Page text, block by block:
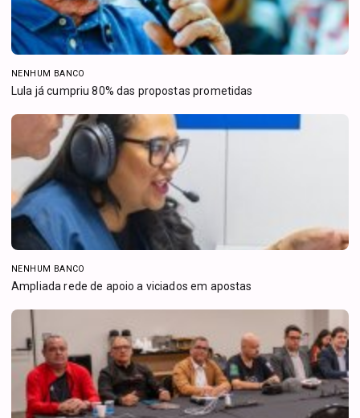
NENHUM BANCO
Lula já cumpriu 80% das propostas prometidas
NENHUM BANCO
Ampliada rede de apoio a viciados em apostas